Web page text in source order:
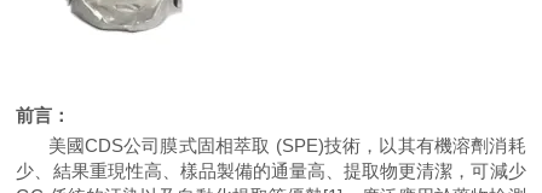
前言 ：
美國CDS公司膜式固相萃取 (SPE)技術，以其有機溶劑消耗
少 、結果重現性高、樣品製備的通量高、提取物更清潔 ，可減少